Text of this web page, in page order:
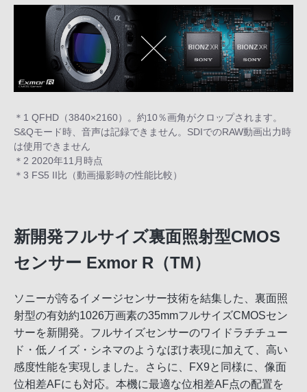
＊1 QFHD（3840×2160）。約10％画角がクロップされます。
S&Qモード時、音声は記録できません。SDIでのRAW動画出力時
は使用できません
＊2 2020年11月時点
＊3 FS5 II比（動画撮影時の性能比較）
新開発フルサイズ裏面照射型CMOS
センサー Exmor R（TM）
ソニーが誇るイメージセンサー技術を結集した、裏面照
射型の有効約1026万画素の35mmフルサイズCMOSセン
サーを新開発。フルサイズセンサーのワイドラチチュー
ド・低ノイズ・シネマのようなぼけ表現に加えて、高い
感度性能を実現しました。さらに、FX9と同様に、像面
位相差AFにも対応。本機に最適な位相差AF点の配置を